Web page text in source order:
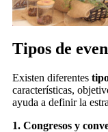
Tipos de
Existen diferentes
características,
ayuda a definir la
1. Congresos y